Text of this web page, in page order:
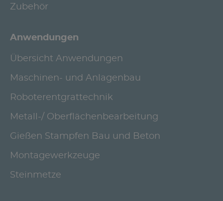
Zubehör
Anwendungen
Übersicht Anwendungen
Maschinen- und Anlagenbau
Roboterentgrattechnik
Metall-/ Oberflächenbearbeitung
Gießen Stampfen Bau und Beton
Montagewerkzeuge
Steinmetze